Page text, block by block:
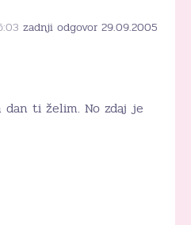
zadnji odgovor 29.09.2005
dan ti želim. No zdaj je